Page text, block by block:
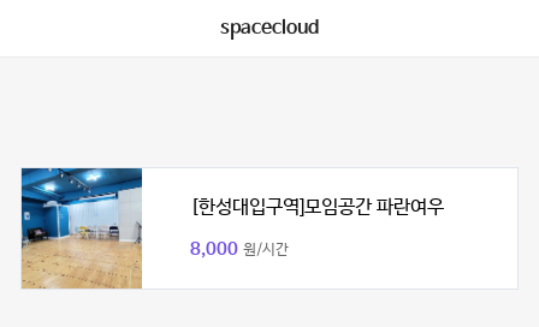
spacecloud
[한성대입구역]모임공간 파란여우
8,000 원/시간